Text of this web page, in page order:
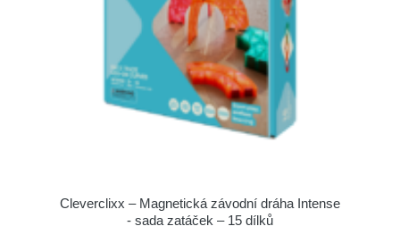
Cleverclixx – Magnetická závodní dráha Intense
- sada zatáček – 15 dílků